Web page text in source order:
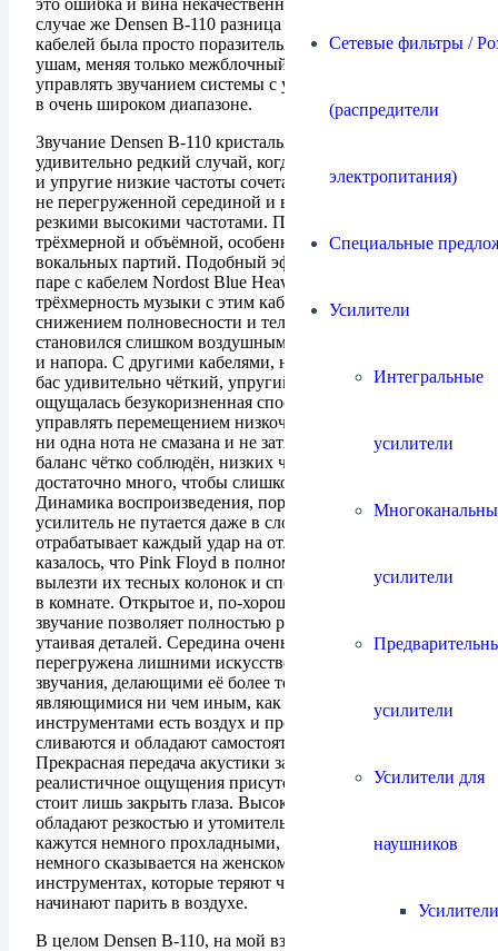
Сетевые фильтры /
(распредители
электропитания)
Специальные
Усилители
Интегральные
усилители
усилители
усилители
Усилители для
наушников
это ошибка и вина некачественной электроники. В
случае же Densen B-110 разница между звучанием
кабелей была просто поразительна! Я не верил своим
ушам, меняя только межблочный кабель можно
управлять звучанием системы с участием Densen B-110
в очень широком диапазоне.
Звучание Densen B-110 кристально чистое, это
удивительно редкий случай, когда уверенные мощные
и упругие низкие частоты сочетаются с музыкальной
не перегруженной серединой и воздушными не
резкими высокими частотами. Порой музыка казалась
трёхмерной и объёмной, особенно это касалось
вокальных партий. Подобный эффект мне показался в
паре с кабелем Nordost Blue Heaven, правда
трёхмерность музыки с этим кабелем сопровождалась
снижением полновесности и телесности, звук
становился слишком воздушным, не хватало мощности
и напора. С другими кабелями, например Cardas Clear,
бас удивительно чёткий, упругий и рельефный,
ощущалась безукоризненная способность усилителя
управлять перемещением низкочастотного динамика,
ни одна нота не смазана и не затянута. Тональный
баланс чётко соблюдён, низких частот много, но не
достаточно много, чтобы слишком доминировать.
Динамика воспроизведения, порой, просто взрывная,
усилитель не путается даже в сложных ритмах и
отрабатывает каждый удар на отлично. Временами
казалось, что Pink Floyd в полном составе пытались
вылезти их тесных колонок и спеть мне в живую прямо
в комнате. Открытое и, по-хорошему, не сдержанное
звучание позволяет полностью раскрыть запись, не
утаивая деталей. Середина очень музыкальна, она не
перегружена лишними искусственными оттенками
звучания, делающими её более тёплой, и, порой,
являющимися ни чем иным, как искажениями.Между
инструментами есть воздух и пространство, звуки не
сливаются и обладают самостоятельностью.
Прекрасная передача акустики зала, создаёт
реалистичное ощущения присутствия на концерте,
стоит лишь закрыть глаза. Высокие частоты не
обладают резкостью и утомительностью, но порой
кажутся немного прохладными, что в первую очередь
немного сказывается на женском вокале и смычковых
инструментах, которые теряют часть объёма и
начинают парить в воздухе.
В целом Densen B-110, на мой взгляд, это